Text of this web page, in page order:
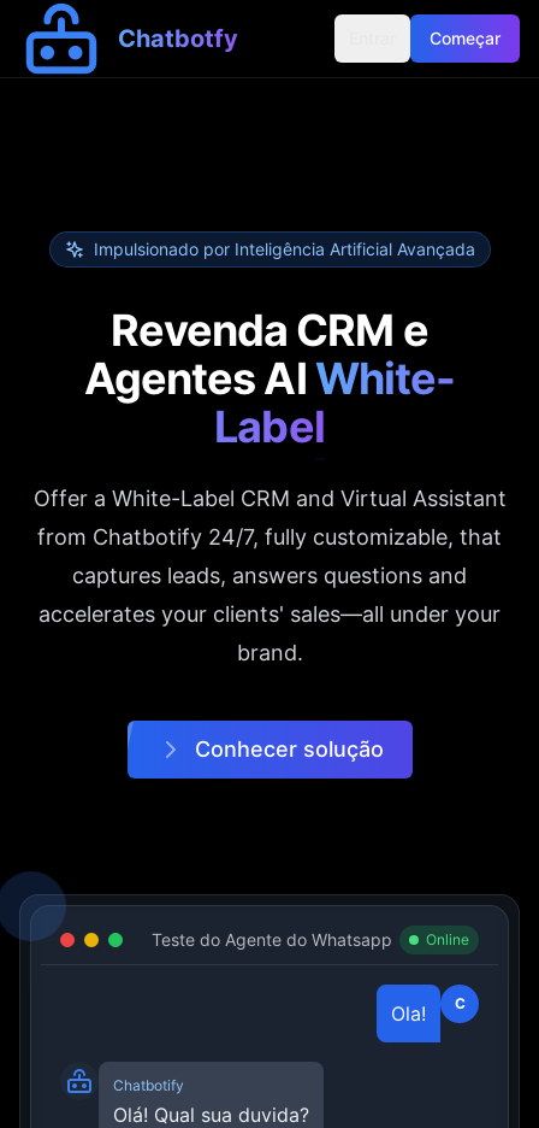
Chatbotfy Começar
Impulsionado por Inteligência Artificial Avançada
Revenda CRM e
Agentes AIWhite-
Label
Offer a White-Label CRM and Virtual Assistant
from Chatbotify 24/7, fully customizable, that
captures leads, answers questions and
accelerates your clients' sales—all under your
brand.
Conhecer solução
Teste do Agente do Whatsapp Online
Ola! C
Chatbotify
Olá! Qual sua duvida?